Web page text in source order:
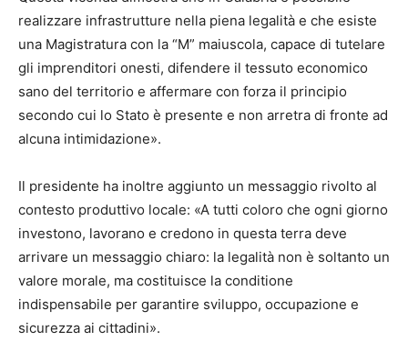
realizzare infrastrutture nella piena legalità e che esiste
una Magistratura con la “M” maiuscola, capace di tutelare
gli imprenditori onesti, difendere il tessuto economico
sano del territorio e affermare con forza il principio
secondo cui lo Stato è presente e non arretra di fronte ad
alcuna intimidazione».
Il presidente ha inoltre aggiunto un messaggio rivolto al
contesto produttivo locale: «A tutti coloro che ogni giorno
investono, lavorano e credono in questa terra deve
arrivare un messaggio chiaro: la legalità non è soltanto un
valore morale, ma costituisce la conditione
indispensabile per garantire sviluppo, occupazione e
sicurezza ai cittadini».